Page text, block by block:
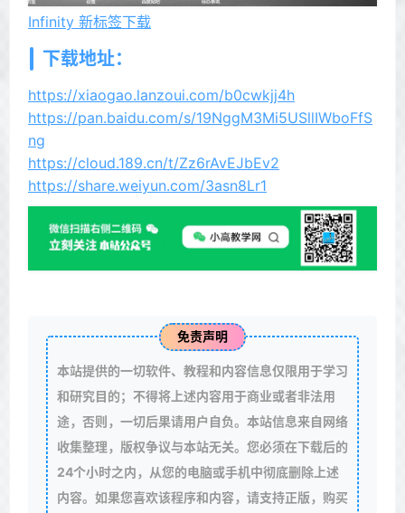
Infinity 新标签下载
下载地址：
https://xiaogao.lanzoui.com/b0cwkjj4h
https://pan.baidu.com/s/19NggM3Mi5USllIWboFfS
ng
https://cloud.189.cn/t/Zz6rAvEJbEv2
https://share.weiyun.com/3asn8Lr1
免责声明
本站提供的一切软件、教程和内容信息仅限用于学习
和研究目的；不得将上述内容用于商业或者非法用
途，否则，一切后果请用户自负。本站信息来自网络
收集整理，版权争议与本站无关。您必须在下载后的
24个小时之内，从您的电脑或手机中彻底删除上述
内容。如果您喜欢该程序和内容，请支持正版，购买